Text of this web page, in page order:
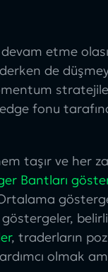
etme
de
fonu
taşır ve her
Bantları
, traderların
olmak